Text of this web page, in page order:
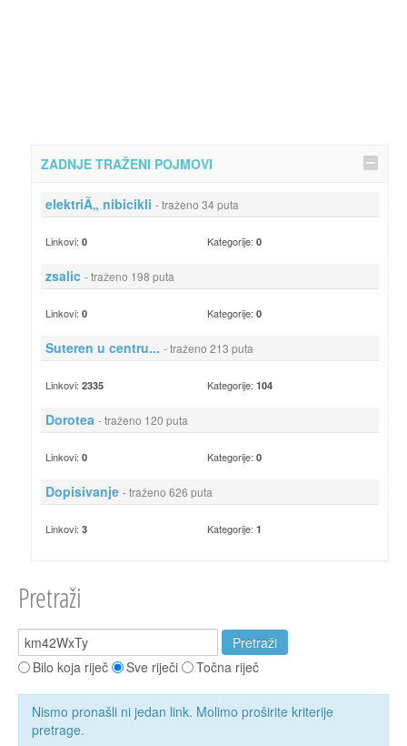
ZADNJE TRAŽENI POJMOVI
elektriÃ„ nibicikli - traženo 34 puta
Linkovi: 0 Kategorije:0
zsalic - traženo 198 puta
Linkovi: 0 Kategorije:0
Suteren u centru... - traženo 213 puta
Linkovi: 2335 Kategorije:104
Dorotea - traženo 120 puta
Linkovi: 0 Kategorije:0
Dopisivanje - traženo 626 puta
Linkovi: 3 Kategorije:1
Pretraži
Bilo koja riječ Sve riječi Točna riječ
Nismo pronašli ni jedan link. Molimo proširite kriterije
pretrage.